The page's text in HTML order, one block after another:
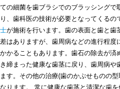
ての細菌を歯ブラシでのブラッシングで
り、歯科医の技術が必要となってくるの
士が施術を行います。歯の表面と歯と歯
差はありますが、歯周病などの進行程
かかることもあります。歯石の除去が済
き締まった健康な歯茎に戻り、歯周病や
ます。その他の治療(歯のかぶせものの
なります。 常に健康な歯茎と清潔な歯